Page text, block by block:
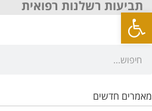
פתח סרגל נגישות
תביעות רשלנות רפואית
מאמרים חדשים